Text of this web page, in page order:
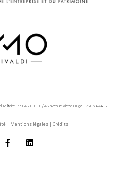
Militaire - 59043 LILLE / 45 avenue Victor Hugo - 75116 PARIS
| Mentions légales | Crédits